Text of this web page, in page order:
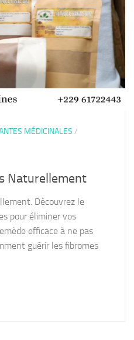
MÉDICINALES /
Naturellement
Découvrez le
pour éliminer vos
efficace à ne pas
guérir les fibromes